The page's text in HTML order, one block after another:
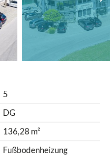
5
DG
136,28 m²
Fußbodenheizung